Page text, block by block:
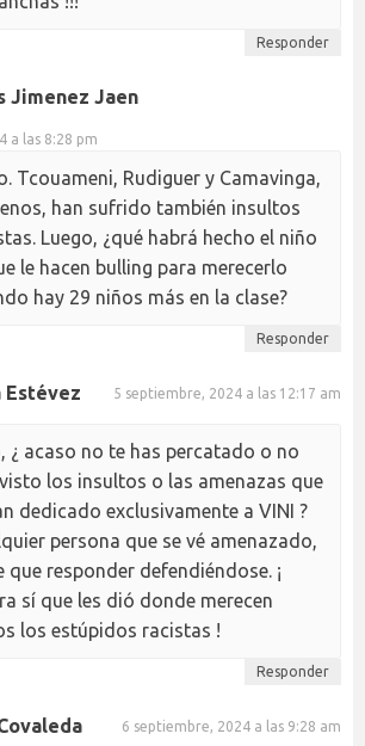
Responder
Jimenez Jaen
a las 8:28 pm
Tcouameni, Rudiguer y Camavinga,
han sufrido también insultos
Luego, ¿qué habrá hecho el niño
le hacen bulling para merecerlo
hay 29 niños más en la clase?
Responder
Estévez 5 septiembre, 2024 a las 12:17 am
¿ acaso no te has percatado o no
los insultos o las amenazas que
dedicado exclusivamente a VINI ?
persona que se vé amenazado,
que responder defendiéndose. ¡
sí que les dió donde merecen
los estúpidos racistas !
Responder
6 septiembre, 2024 a las 9:28 am